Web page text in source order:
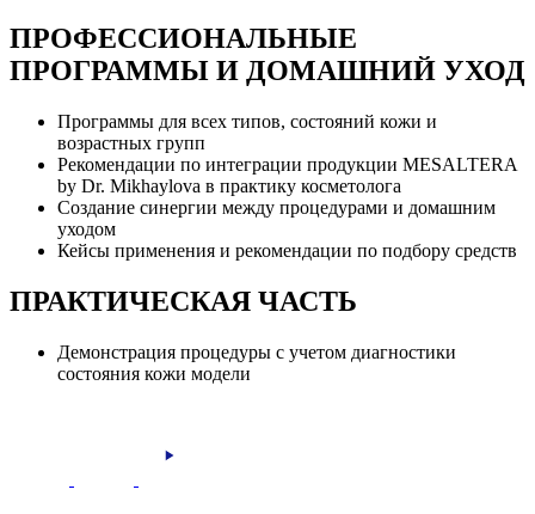
ПРОФЕССИОНАЛЬНЫЕ
ПРОГРАММЫ И ДОМАШНИЙ УХОД
Программы для всех типов, состояний кожи и
возрастных групп
Рекомендации по интеграции продукции MESALTERA
by Dr. Mikhaylova в практику косметолога
Создание синергии между процедурами и домашним
уходом
Кейсы применения и рекомендации по подбору средств
ПРАКТИЧЕСКАЯ ЧАСТЬ
Демонстрация процедуры с учетом диагностики
состояния кожи модели